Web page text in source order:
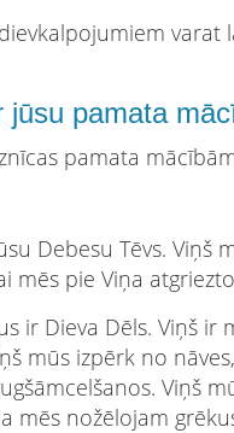
varat
jūsu pamata
pamata
Debesu Tēvs. Viņš
mēs pie Viņa
ir Dieva Dēls. Viņš ir
mūs izpērk no nāves,
Viņš
mēs nožēlojam